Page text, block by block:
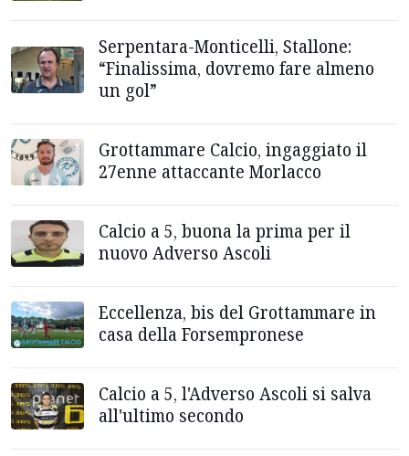
Serpentara-Monticelli, Stallone:
“Finalissima, dovremo fare almeno
un gol”
Grottammare Calcio, ingaggiato il
27enne attaccante Morlacco
Calcio a 5, buona la prima per il
nuovo Adverso Ascoli
Eccellenza, bis del Grottammare in
casa della Forsempronese
Calcio a 5, l'Adverso Ascoli si salva
all'ultimo secondo